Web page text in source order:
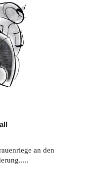
an den